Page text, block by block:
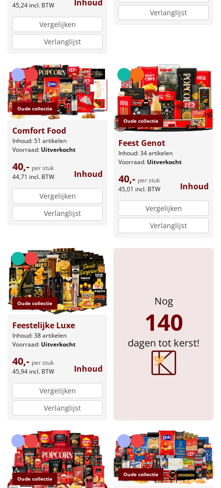
45,24 incl. BTW Inhoud
Vergelijken
Verlanglijst
Verlanglijst
Oude collectie
Comfort Food
Inhoud: 51 artikelen
Voorraad: Uitverkocht
40,- per stuk
44,71 incl. BTW Inhoud
Vergelijken
Verlanglijst
Oude collectie
Feest Genot
Inhoud: 34 artikelen
Voorraad: Uitverkocht
40,- per stuk
45,01 incl. BTW Inhoud
Vergelijken
Verlanglijst
Oude collectie
Feestelijke Luxe
Inhoud: 38 artikelen
Voorraad: Uitverkocht
40,- per stuk
45,94 incl. BTW Inhoud
Vergelijken
Verlanglijst
Nog
140
dagen tot kerst!
Oude collectie
Oude collectie